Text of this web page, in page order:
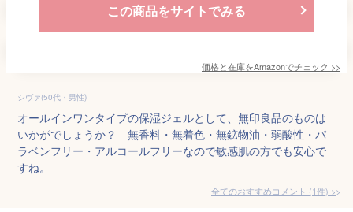
この商品をサイトでみる
価格と在庫をAmazonでチェック >>
シヴァ(50代・男性)
オールインワンタイプの保湿ジェルとして、無印良品のものは
いかがでしょうか？ 無香料・無着色・無鉱物油・弱酸性・パ
ラベンフリー・アルコールフリーなので敏感肌の方でも安心で
すね。
全てのおすすめコメント (1件) >